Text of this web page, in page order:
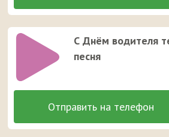
С Днём водителя
песня